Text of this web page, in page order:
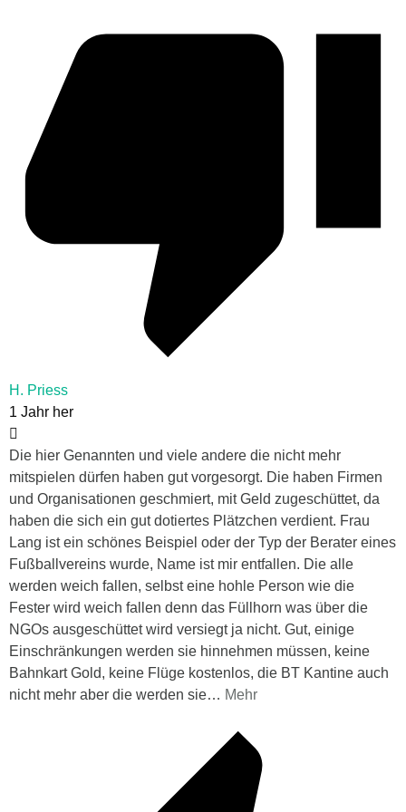
H. Priess
1 Jahr her
Die hier Genannten und viele andere die nicht mehr
mitspielen dürfen haben gut vorgesorgt. Die haben Firmen
und Organisationen geschmiert, mit Geld zugeschüttet, da
haben die sich ein gut dotiertes Plätzchen verdient. Frau
Lang ist ein schönes Beispiel oder der Typ der Berater eines
Fußballvereins wurde, Name ist mir entfallen. Die alle
werden weich fallen, selbst eine hohle Person wie die
Fester wird weich fallen denn das Füllhorn was über die
NGOs ausgeschüttet wird versiegt ja nicht. Gut, einige
Einschränkungen werden sie hinnehmen müssen, keine
Bahnkart Gold, keine Flüge kostenlos, die BT Kantine auch
nicht mehr aber die werden sie… Mehr